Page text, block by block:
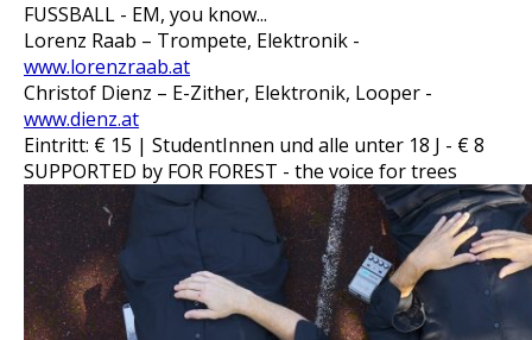
FUSSBALL - EM, you know...
Lorenz Raab – Trompete, Elektronik -
www.lorenzraab.at
Christof Dienz – E-Zither, Elektronik, Looper -
www.dienz.at
Eintritt: € 15 | StudentInnen und alle unter 18 J - € 8
SUPPORTED by FOR FOREST - the voice for trees